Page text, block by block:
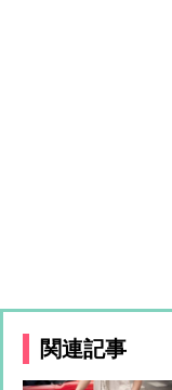
関連記事